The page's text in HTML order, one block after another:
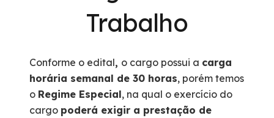
Trabalho
Conforme o edital, o cargo possui a carga
horária semanal de 30 horas, porém temos
o Regime Especial, na qual o exercício do
cargo poderá exigir a prestação de